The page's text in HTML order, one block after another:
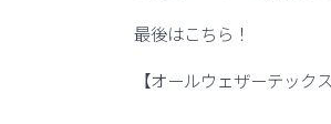
最後はこちら！
【オールウェザーテッ